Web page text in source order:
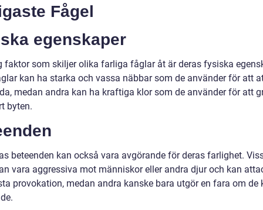
Fågel
egenskaper
faktor som skiljer olika farliga fåglar åt är deras fysiska
kan ha starka och vassa näbbar som de använder för att
medan andra kan ha kraftiga klor som de använder för att
byten.
beteenden kan också vara avgörande för deras farlighet.
vara aggressiva mot människor eller andra djur och kan
provokation, medan andra kanske bara utgör en fara om de